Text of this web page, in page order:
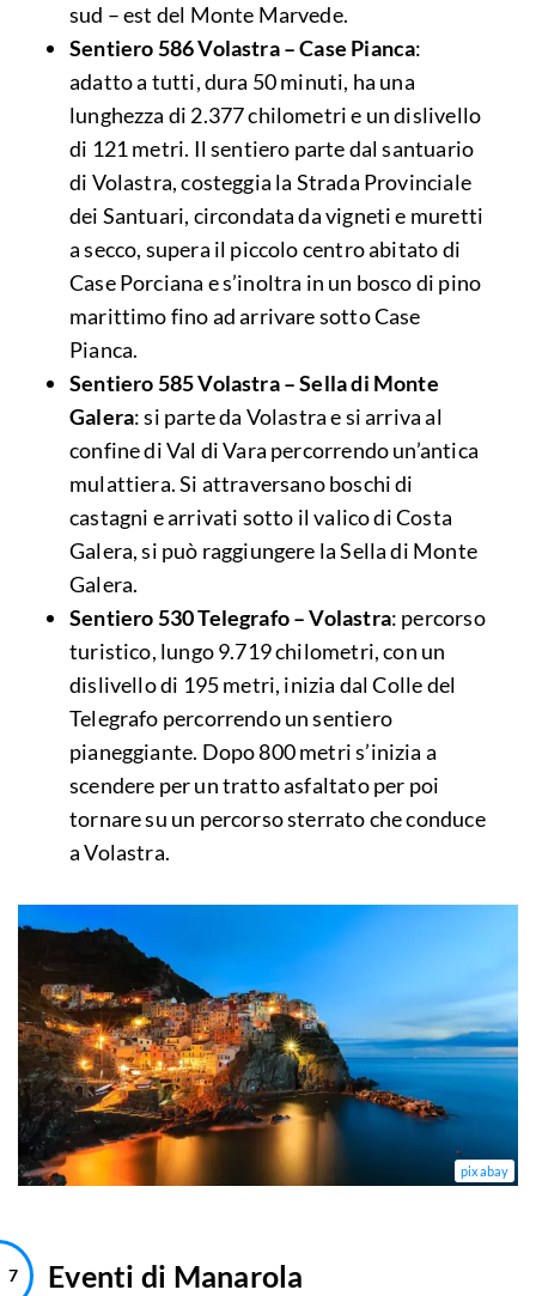
sud – est del Monte Marvede.
Sentiero 586 Volastra – Case Pianca:
adatto a tutti, dura 50 minuti, ha una
lunghezza di 2.377 chilometri e un dislivello
di 121 metri. Il sentiero parte dal santuario
di Volastra, costeggia la Strada Provinciale
dei Santuari, circondata da vigneti e muretti
a secco, supera il piccolo centro abitato di
Case Porciana e s’inoltra in un bosco di pino
marittimo fino ad arrivare sotto Case
Pianca.
Sentiero 585 Volastra – Sella di Monte
Galera: si parte da Volastra e si arriva al
confine di Val di Vara percorrendo un’antica
mulattiera. Si attraversano boschi di
castagni e arrivati sotto il valico di Costa
Galera, si può raggiungere la Sella di Monte
Galera.
Sentiero 530 Telegrafo – Volastra: percorso
turistico, lungo 9.719 chilometri, con un
dislivello di 195 metri, inizia dal Colle del
Telegrafo percorrendo un sentiero
pianeggiante. Dopo 800 metri s’inizia a
scendere per un tratto asfaltato per poi
tornare su un percorso sterrato che conduce
a Volastra.
pixabay
Eventi di Manarola